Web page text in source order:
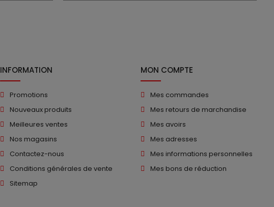
INFORMATION
Promotions
Nouveaux produits
Meilleures ventes
Nos magasins
Contactez-nous
Conditions générales de vente
Sitemap
MON COMPTE
Mes commandes
Mes retours de marchandise
Mes avoirs
Mes adresses
Mes informations personnelles
Mes bons de réduction